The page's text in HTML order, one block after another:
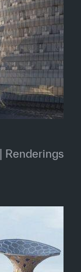
Renderings